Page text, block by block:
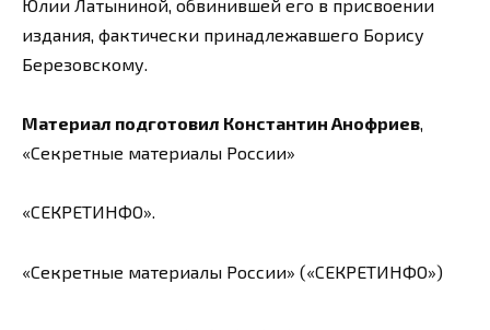
Юлии Латыниной, обвинившей его в присвоении
издания, фактически принадлежавшего Борису
Березовскому.
Материал подготовил Константин Анофриев,
«Секретные материалы России»
«СЕКРЕТИНФО».
«Секретные материалы России» («СЕКРЕТИНФО»)